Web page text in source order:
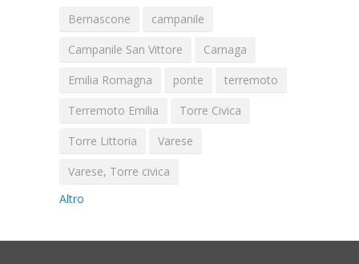
Bernascone
campanile
Campanile San Vittore
Carnaga
Emilia Romagna
ponte
terremoto
Terremoto Emilia
Torre Civica
Torre Littoria
Varese
Varese, Torre civica
Altro